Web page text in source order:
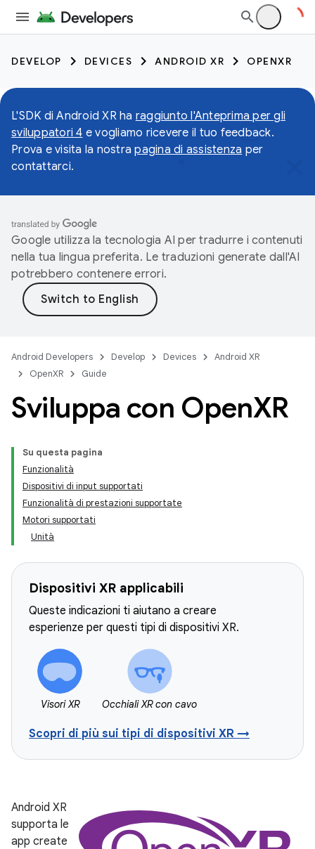
DEVELOP DEVICES ANDROID XR OPENXR
L'SDK di Android XR ha raggiunto l'Anteprima per gli
sviluppatori 4 e vogliamo ricevere il tuo feedback.
Prova e visita la nostrapagina di assistenza per
contattarci.
Google utilizza la tecnologia AI per tradurre i contenuti
nella tua lingua preferita. Le traduzioni generate dall'AI
potrebbero contenere errori.
Android Developers Develop Devices
Android XR
OpenXR
Guide
Sviluppa con OpenXR
Su questa pagina
Funzionalità
Dispositivi di input supportati
Funzionalità di prestazioni supportate
Motori supportati
Unità
Dispositivi XR applicabili
Queste indicazioni ti aiutano a creare
esperienze per questi tipi di dispositivi XR.
Visori XR Occhiali XR con cavo
Scopri di più sui tipi di dispositivi XR →
Android XR
supporta le
app create